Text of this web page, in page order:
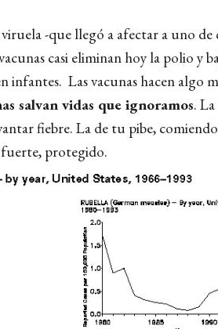
-que llegó a afectar a uno de
casi eliminan hoy la polio y
infantes. Las vacunas hacen algo
salvan vidas que ignoramos.
fiebre. La de tu pibe,
protegido.